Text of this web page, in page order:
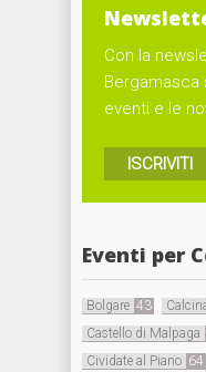
Con la
Bergamasca
eventi e le
ISCRIVITI
Eventi per
Bolgare 43
Castello di Malpaga
Cividate al Piano 64